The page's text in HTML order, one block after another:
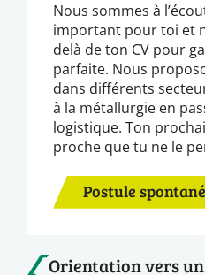
Nous sommes à
important pour toi et
delà de ton CV pour
parfaite. Nous
dans différents
à la métallurgie en
logistique. Ton
proche que tu ne le
Postule
Orientation vers